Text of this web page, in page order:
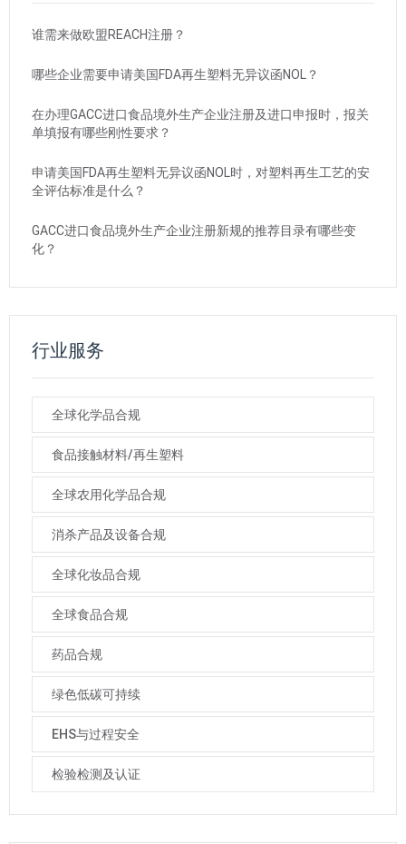
谁需来做欧盟REACH注册？
哪些企业需要申请美国FDA再生塑料无异议函NOL？
在办理GACC进口食品境外生产企业注册及进口申报时，报关
单填报有哪些刚性要求？
申请美国FDA再生塑料无异议函NOL时，对塑料再生工艺的安
全评估标准是什么？
GACC进口食品境外生产企业注册新规的推荐目录有哪些变
化？
行业服务
全球化学品合规
食品接触材料/再生塑料
全球农用化学品合规
消杀产品及设备合规
全球化妆品合规
全球食品合规
药品合规
绿色低碳可持续
EHS与过程安全
检验检测及认证